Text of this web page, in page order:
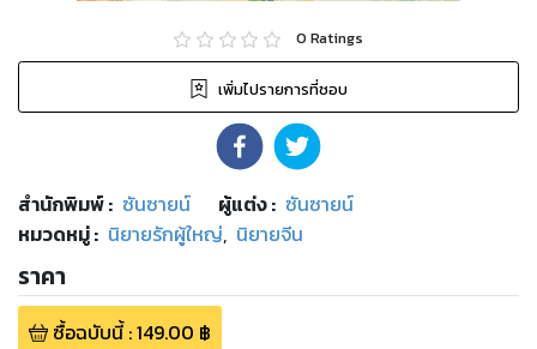
0 Ratings
เพิ่มไปรายการที่ชอบ
สำนักพิมพ์: ซันซายน์ ผู้แต่ง : ซันซายน์
หมวดหมู่: นิยายรักผู้ใหญ่, นิยายจีน
ราคา
ซื้อฉบับนี้:149.00 ฿